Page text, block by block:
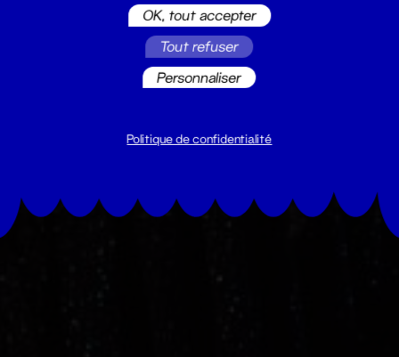
OK, tout accepter
Tout refuser
Personnaliser
Politique de confidentialité